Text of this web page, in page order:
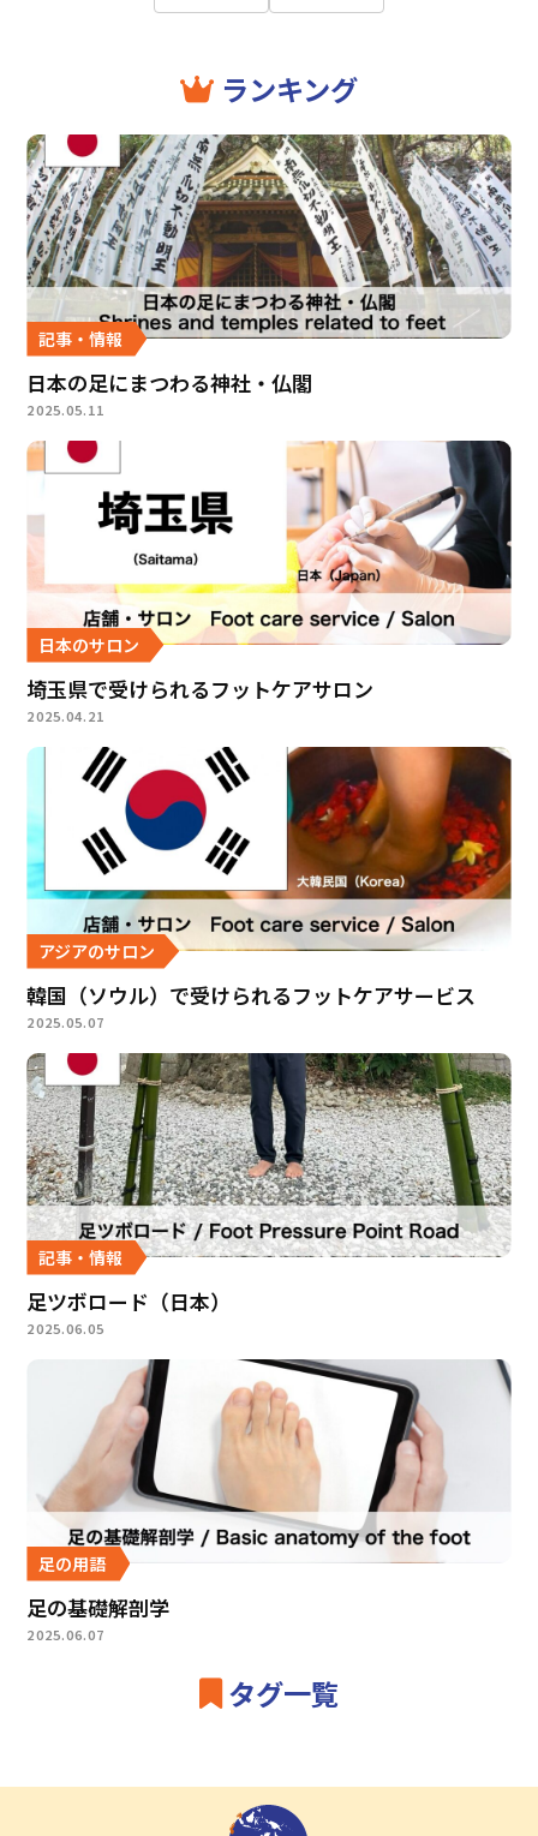
ランキング
記事・情報
日本の足にまつわる神社・仏閣
2025.05.11
日本のサロン
埼玉県で受けられるフットケアサロン
2025.04.21
アジアのサロン
韓国（ソウル）で受けられるフットケアサービス
2025.05.07
記事・情報
足ツボロード（日本）
2025.06.05
足の用語
足の基礎解剖学
2025.06.07
タグ一覧